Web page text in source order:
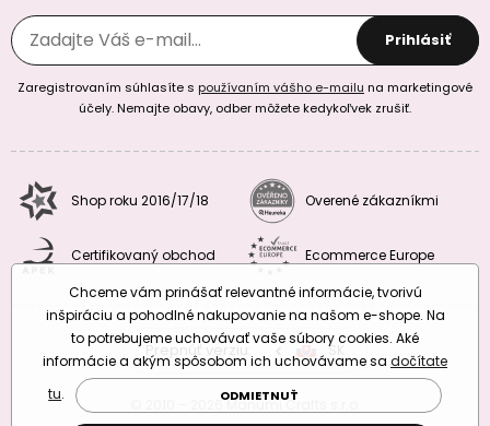
Prihlásiť
Zaregistrovaním súhlasíte s používaním vášho e-mailu na marketingové
účely. Nemajte obavy, odber môžete kedykoľvek zrušiť.
Shop roku 2016/17/18 Overené zákazníkmi
Certifikovaný obchod Ecommerce Europe
Prepnúť verziu: CZSK
© 2010 – 2026 Manumi Crafts s.r.o.
Chceme vám prinášať relevantné informácie, tvorivú
inšpiráciu a pohodlné nakupovanie na našom e-shope. Na
to potrebujeme uchovávať vaše súbory cookies. Aké
informácie a akým spôsobom ich uchovávame sa dočítate
tu. ODMIETNUŤ